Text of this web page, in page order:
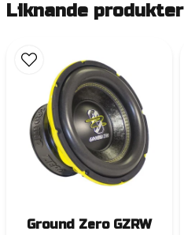
Liknande produkter
Ground Zero GZRW